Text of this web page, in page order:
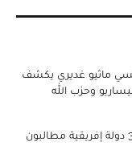
ماثيو غديري يكشف
وحزب الله
تأشيرة الدخول للولايات المتحدة: مواطنو 30 دولة إفريقية مطالبون